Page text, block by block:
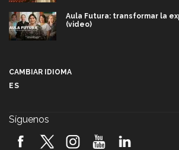
Aula Futura: transformar la
(video)
2026! (video)
CAMBIAR IDIOMA
ES
Síguenos